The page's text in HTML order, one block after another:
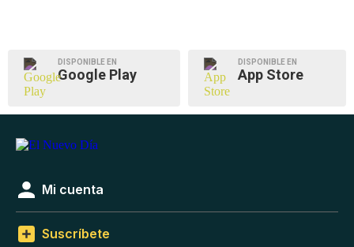
DISPONIBLE EN
Google Play
DISPONIBLE EN
App Store
Mi cuenta
Suscríbete